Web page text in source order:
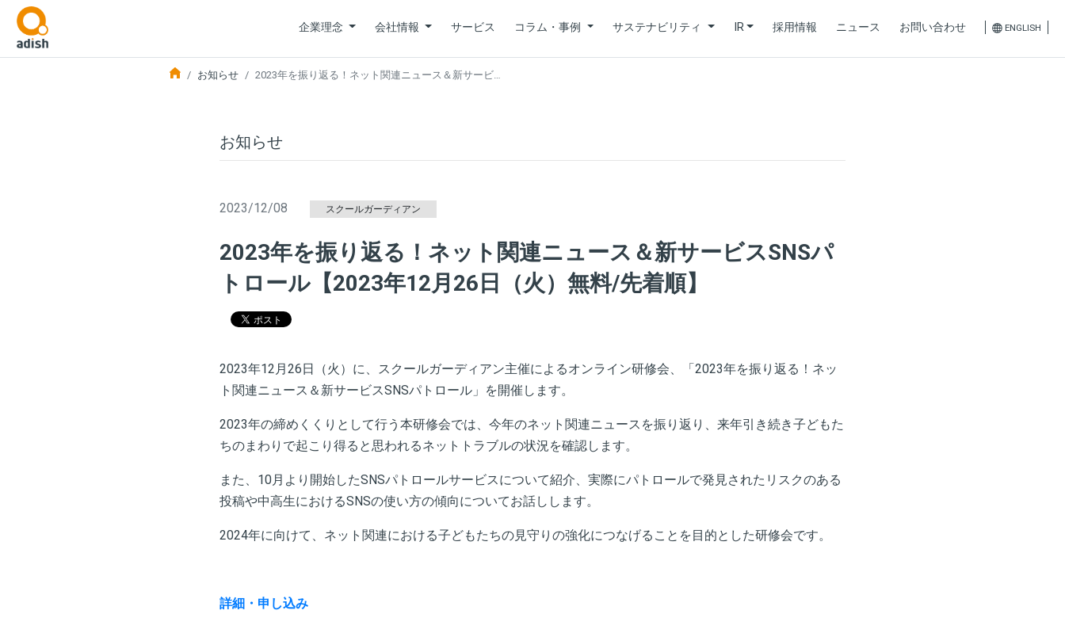
企業理念 会社情報 サービス コラム・事例 サステナビリティ IR 採用情報 ニュース お問い合わせ ENGLISH
お知らせ 2023年を振り返る！ネット関連ニュース＆新サービ…
お知らせ
2023/12/08 スクールガーディアン
2023年を振り返る！ネット関連ニュース＆新サービスSNSパ
トロール【2023年12月26日（火）無料/先着順】
2023年12月26日（火）に、スクールガーディアン主催によるオンライン研修会、「2023年を振り返る！ネッ
ト関連ニュース＆新サービスSNSパトロール」を開催します。
2023年の締めくくりとして行う本研修会では、今年のネット関連ニュースを振り返り、来年引き続き子どもた
ちのまわりで起こり得ると思われるネットトラブルの状況を確認します。
また、10月より開始したSNSパトロールサービスについて紹介、実際にパトロールで発見されたリスクのある
投稿や中高生におけるSNSの使い方の傾向についてお話しします。
2024年に向けて、ネット関連における子どもたちの見守りの強化につなげることを目的とした研修会です。
詳細・申し込み